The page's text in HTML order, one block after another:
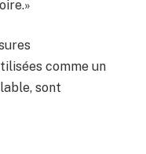
comme un
sont